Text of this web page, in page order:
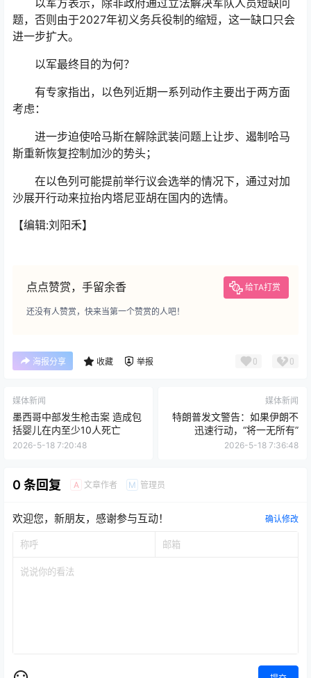
以军方表示，除非政府通过立法解决军队人员短缺问
题，否则由于2027年初义务兵役制的缩短，这一缺口只会
进一步扩大。
以军最终目的为何？
有专家指出，以色列近期一系列动作主要出于两方面
考虑：
进一步迫使哈马斯在解除武装问题上让步、遏制哈马
斯重新恢复控制加沙的势头；
在以色列可能提前举行议会选举的情况下，通过对加
沙展开行动来拉抬内塔尼亚胡在国内的选情。
【编辑:刘阳禾】
点点赞赏，手留余香 给TA打赏
还没有人赞赏，快来当第一个赞赏的人吧！
海报分享 收藏 举报 0 0
媒体新闻
墨西哥中部发生枪击案 造成包
括婴儿在内至少10人死亡
2026-5-18 7:20:48
媒体新闻
特朗普发文警告：如果伊朗不
迅速行动，“将一无所有”
2026-5-18 7:36:48
0 条回复 A 文章作者 M 管理员
欢迎您，新朋友，感谢参与互动！ 确认修改